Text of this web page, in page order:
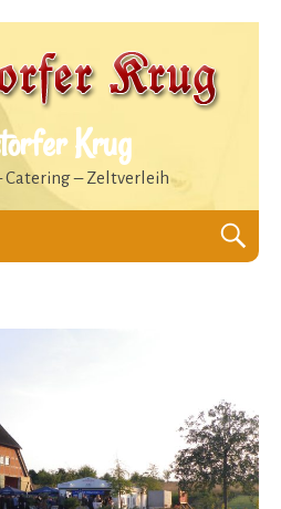
Krug
Catering – Zeltverleih